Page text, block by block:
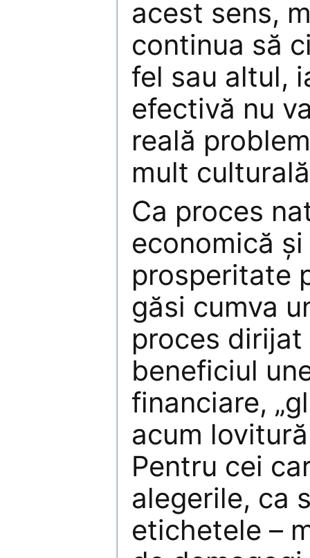
acest sens,
continua să
fel sau altul,
efectivă nu
reală
mult
Ca proces
economică
prosperitate
găsi cumva
proces
beneficiul
financiare,
acum
Pentru cei
alegerile, ca
etichetele –